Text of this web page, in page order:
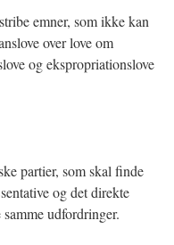
emner, som ikke kan
over love om
og ekspropriationslove
partier, som skal finde
og det direkte
udfordringer.